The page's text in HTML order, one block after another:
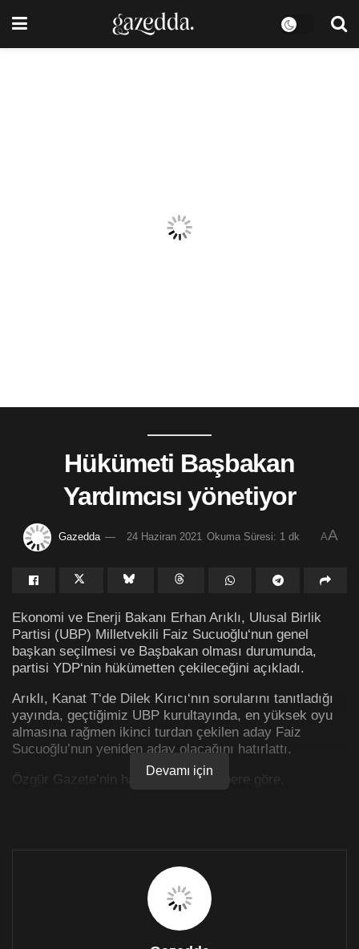
Hükümeti Başbakan
Yardımcısı yönetiyor
Gazedda 24 Haziran 2021 Okuma Süresi: 1 dk AA
Ekonomi ve Enerji Bakanı Erhan Arıklı, Ulusal Birlik
Partisi (UBP) Milletvekili Faiz Sucuoğlu‘nun genel
başkan seçilmesi ve Başbakan olması durumunda,
partisi YDP‘nin hükümetten çekileceğini açıkladı.
Arıklı, Kanat T‘de Dilek Kırıcı‘nın sorularını tanıtladığı
yayında, geçtiğimiz UBP kurultayında, en yüksek oyu
almasına rağmen ikinci turdan çekilen aday Faiz
Sucuoğlu’nun yeniden aday olacağını hatırlattı.
Özgür Gazete’nin haberleştirdiği habere göre,
vardı? Bir de Türkiye’yle ilişkilerini tam düzeltmeden
partinin başına yani Başbakanlığa oynuyor” dedi.
Haberin tamamını okumak için tıklayınız >>>
Devamı için